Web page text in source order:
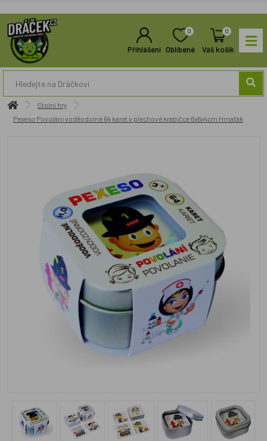
Přihlášení
0
Oblíbené
0
Váš košík
Stolní hry
Pexeso Povolání voděodolné 64 karet v plechové krabičce 6x6x4cm Hmaťák